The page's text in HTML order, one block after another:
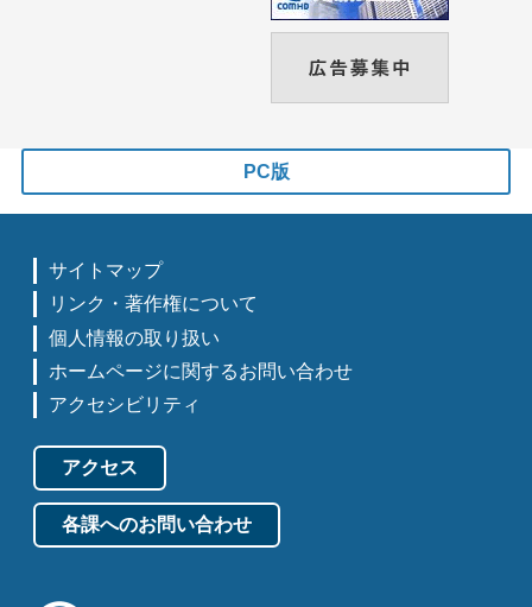
PC版
サイトマップ
リンク・著作権について
個人情報の取り扱い
ホームページに関するお問い合わせ
アクセシビリティ
アクセス
各課へのお問い合わせ